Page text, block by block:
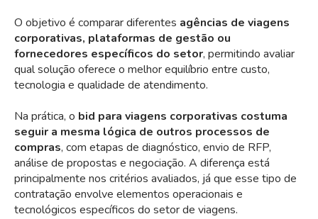
O objetivo é comparar diferentes agências de viagens
corporativas, plataformas de gestão ou
fornecedores específicos do setor, permitindo avaliar
qual solução oferece o melhor equilíbrio entre custo,
tecnologia e qualidade de atendimento.
Na prática, o bid para viagens corporativas costuma
seguir a mesma lógica de outros processos de
compras, com etapas de diagnóstico, envio de RFP,
análise de propostas e negociação. A diferença está
principalmente nos critérios avaliados, já que esse tipo de
contratação envolve elementos operacionais e
tecnológicos específicos do setor de viagens.